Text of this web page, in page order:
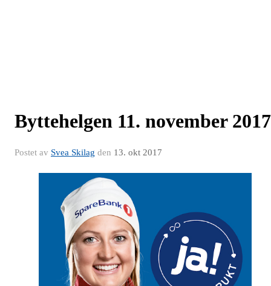
Byttehelgen 11. november 2017
Postet av Svea Skilag den 13. okt 2017